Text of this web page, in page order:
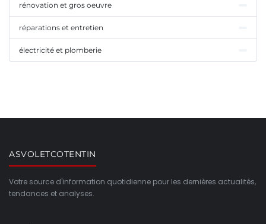
rénovation et gros oeuvre
réparations et entretien
électricité et plomberie
ASVOLETCOTENTIN
Votre source d'information quotidienne pour les dernières actualités,
tendances et analyses.